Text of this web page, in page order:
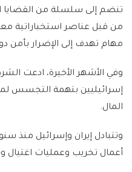
تنضم إلى سلسلة من القضايا
من قبل عناصر استخباراتية
مهام تهدف إلى الإضرار بأمن
وفي الأشهر الأخيرة، ادعت
إسرائيليين بتهمة التجسس
المال.
وتتبادل إيران وإسرائيل منذ
أعمال تخريب وعمليات اغتيال